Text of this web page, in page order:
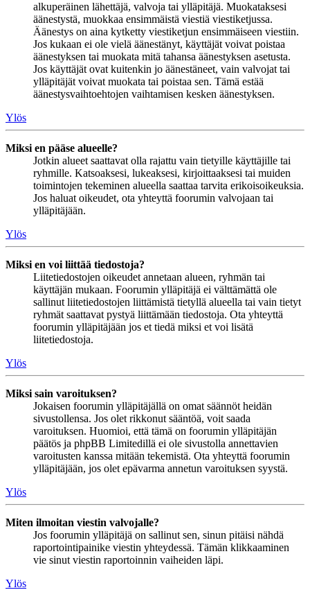
alkuperäinen lähettäjä, valvoja tai ylläpitäjä. Muokataksesi
äänestystä, muokkaa ensimmäistä viestiä viestiketjussa.
Äänestys on aina kytketty viestiketjun ensimmäiseen viestiin.
Jos kukaan ei ole vielä äänestänyt, käyttäjät voivat poistaa
äänestyksen tai muokata mitä tahansa äänestyksen asetusta.
Jos käyttäjät ovat kuitenkin jo äänestäneet, vain valvojat tai
ylläpitäjät voivat muokata tai poistaa sen. Tämä estää
äänestysvaihtoehtojen vaihtamisen kesken äänestyksen.
Ylös
Miksi en pääse alueelle?
Jotkin alueet saattavat olla rajattu vain tietyille käyttäjille tai
ryhmille. Katsoaksesi, lukeaksesi, kirjoittaaksesi tai muiden
toimintojen tekeminen alueella saattaa tarvita erikoisoikeuksia.
Jos haluat oikeudet, ota yhteyttä foorumin valvojaan tai
ylläpitäjään.
Ylös
Miksi en voi liittää tiedostoja?
Liitetiedostojen oikeudet annetaan alueen, ryhmän tai
käyttäjän mukaan. Foorumin ylläpitäjä ei välttämättä ole
sallinut liitetiedostojen liittämistä tietyllä alueella tai vain tietyt
ryhmät saattavat pystyä liittämään tiedostoja. Ota yhteyttä
foorumin ylläpitäjään jos et tiedä miksi et voi lisätä
liitetiedostoja.
Ylös
Miksi sain varoituksen?
Jokaisen foorumin ylläpitäjällä on omat säännöt heidän
sivustollensa. Jos olet rikkonut sääntöä, voit saada
varoituksen. Huomioi, että tämä on foorumin ylläpitäjän
päätös ja phpBB Limitedillä ei ole sivustolla annettavien
varoitusten kanssa mitään tekemistä. Ota yhteyttä foorumin
ylläpitäjään, jos olet epävarma annetun varoituksen syystä.
Ylös
Miten ilmoitan viestin valvojalle?
Jos foorumin ylläpitäjä on sallinut sen, sinun pitäisi nähdä
raportointipainike viestin yhteydessä. Tämän klikkaaminen
vie sinut viestin raportoinnin vaiheiden läpi.
Ylös